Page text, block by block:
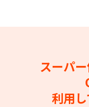
スーパ
利用